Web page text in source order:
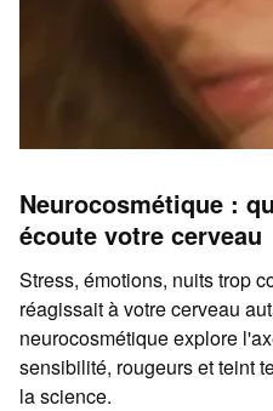
Neurocosmétique :
écoute votre cerveau
Stress, émotions, nuits trop
réagissait à votre cerveau
neurocosmétique explore
sensibilité, rougeurs et teint
la science.